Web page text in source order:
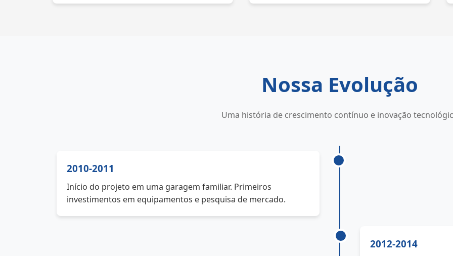
Nossa Evolução
Uma história de crescimento contínuo e inovação
2010-2011
Início do projeto em uma garagem familiar. Primeiros
investimentos em equipamentos e pesquisa de mercado.
2012-2014